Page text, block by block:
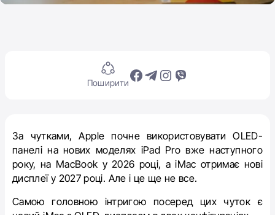
Поширити
За чутками, Apple почне використовувати OLED-
панелі на нових моделях iPad Pro вже наступного
року, на MacBook у 2026 році, а iMac отримає нові
дисплеї у 2027 році. Але і це ще не все.
Самою головною інтригою посеред цих чуток є